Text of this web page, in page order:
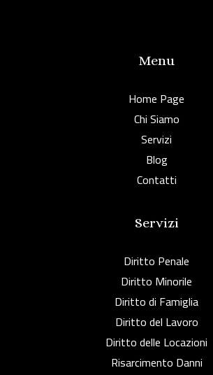
Menu
Home Page
Chi Siamo
Servizi
Blog
Contatti
Servizi
Diritto Penale
Diritto Minorile
Diritto di Famiglia
Diritto del Lavoro
Diritto delle Locazioni
Risarcimento Danni